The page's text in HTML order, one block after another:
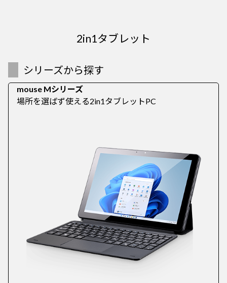
2in1タブレット
シリーズから探す
mouse Mシリーズ
場所を選ばず使える2in1タブレットPC